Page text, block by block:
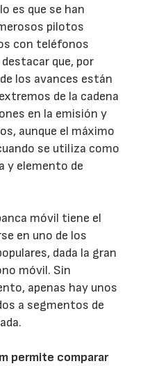
es que se han
pilotos
con teléfonos
que, por
los avances están
de la cadena
en la emisión y
aunque el máximo
se utiliza como
y elemento de
móvil tiene el
en uno de los
dada la gran
móvil. Sin
apenas hay unos
a segmentos de
permite comparar